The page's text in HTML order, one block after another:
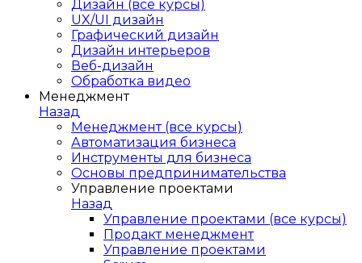
Дизайн (все курсы)
UX/UI дизайн
Графический дизайн
Дизайн интерьеров
Веб-дизайн
Обработка видео
Менеджмент
Назад
Менеджмент (все курсы)
Автоматизация бизнеса
Инструменты для бизнеса
Основы предпринимательства
Управление проектами
Назад
Управление проектами (все курсы)
Продакт менеджмент
Управление проектами